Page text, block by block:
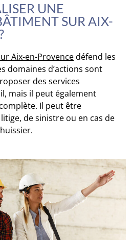
UNE
SUR AIX-
Aix-en-Provencedéfend les
domaines d’actions sont
des services
mais il peut également
Il peut être
de sinistre ou en cas de